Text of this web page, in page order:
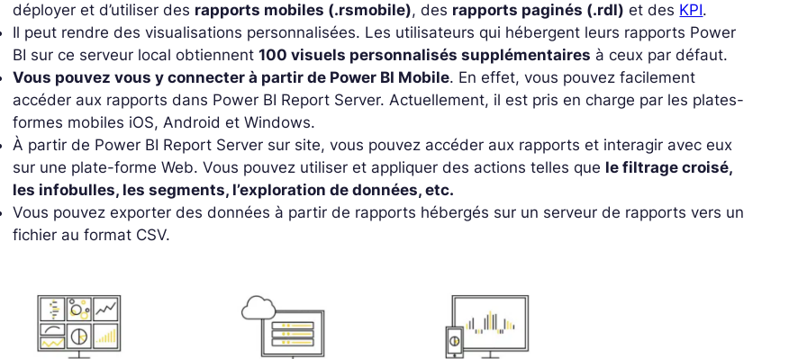
déployer et d’utiliser des rapports mobiles (.rsmobile), des rapports paginés (.rdl) et des KPI.
Il peut rendre des visualisations personnalisées. Les utilisateurs qui hébergent leurs rapports Power
BI sur ce serveur local obtiennent100 visuels personnalisés supplémentaires à ceux par défaut.
Vous pouvez vous y connecter à partir de Power BI Mobile. En effet, vous pouvez facilement
accéder aux rapports dans Power BI Report Server. Actuellement, il est pris en charge par les plates-
formes mobiles iOS, Android et Windows.
À partir de Power BI Report Server sur site, vous pouvez accéder aux rapports et interagir avec eux
sur une plate-forme Web. Vous pouvez utiliser et appliquer des actions telles que le filtrage croisé,
les infobulles, les segments, l’exploration de données, etc.
Vous pouvez exporter des données à partir de rapports hébergés sur un serveur de rapports vers un
fichier au format CSV.